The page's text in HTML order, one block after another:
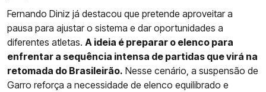
Fernando Diniz já destacou que pretende aproveitar a
pausa para ajustar o sistema e dar oportunidades a
diferentes atletas. A ideia é preparar o elenco para
enfrentar a sequência intensa de partidas que virá na
retomada do Brasileirão. Nesse cenário, a suspensão de
Garro reforça a necessidade de elenco equilibrado e